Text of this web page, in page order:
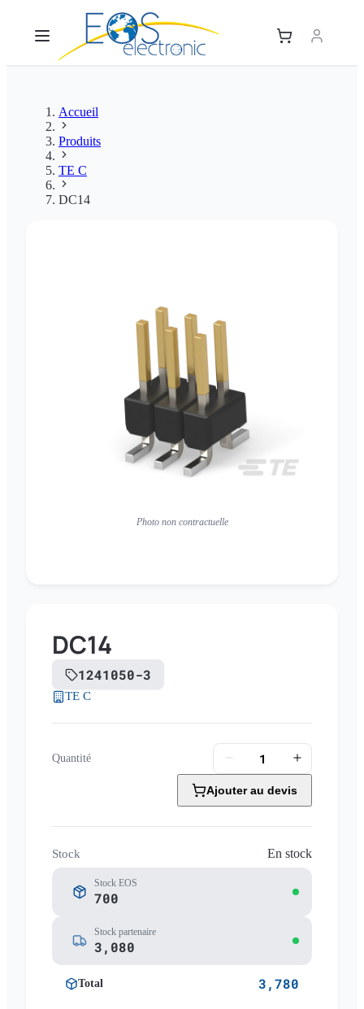
Accueil
Produits
TE C
DC14
Photo non contractuelle
DC14
1241050-3
TE C
Quantité
Ajouter au devis
Stock En stock
Stock EOS
700
Stock partenaire
3,080
Total 3,780